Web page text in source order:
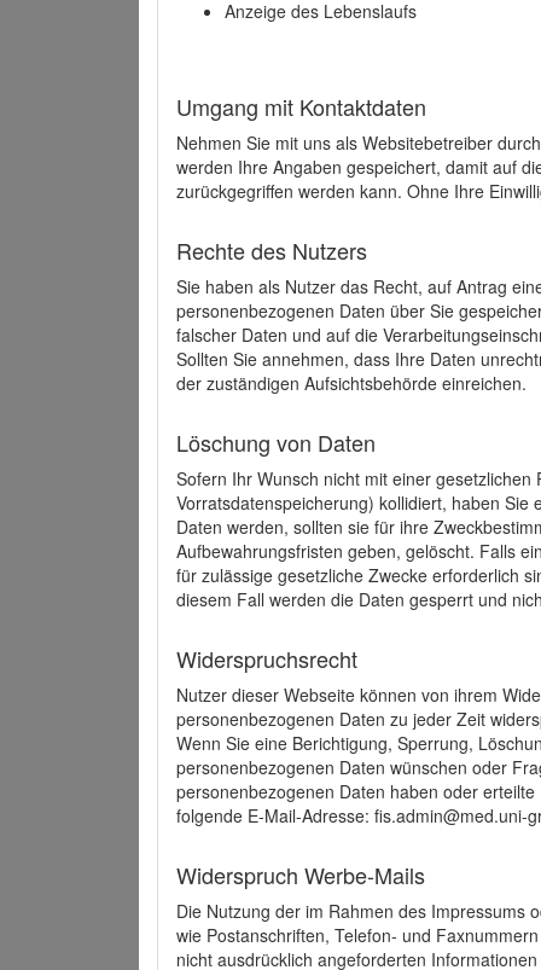
Anzeige des Lebenslaufs
Umgang mit Kontaktdaten
Nehmen Sie mit uns als Websitebetreiber
werden Ihre Angaben gespeichert, damit auf
zurückgegriffen werden kann. Ohne Ihre
Rechte des Nutzers
Sie haben als Nutzer das Recht, auf Antrag
personenbezogenen Daten über Sie
falscher Daten und auf die
Sollten Sie annehmen, dass Ihre Daten
der zuständigen Aufsichtsbehörde einreichen.
Löschung von Daten
Sofern Ihr Wunsch nicht mit einer
Vorratsdatenspeicherung) kollidiert, haben
Daten werden, sollten sie für ihre
Aufbewahrungsfristen geben, gelöscht. Falls
für zulässige gesetzliche Zwecke erforderlich
diesem Fall werden die Daten gesperrt und
Widerspruchsrecht
Nutzer dieser Webseite können von ihrem
personenbezogenen Daten zu jeder Zeit
Wenn Sie eine Berichtigung, Sperrung,
personenbezogenen Daten wünschen oder
personenbezogenen Daten haben oder
folgende E-Mail-Adresse: fis.admin@med.uni-
Widerspruch Werbe-Mails
Die Nutzung der im Rahmen des Impressums
wie Postanschriften, Telefon- und
nicht ausdrücklich angeforderten